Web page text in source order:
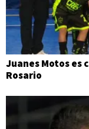
Juanes Motos es
Rosario